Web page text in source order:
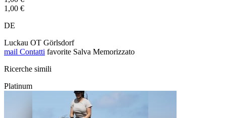
1,00 €
DE
Luckau OT Görlsdorf
mail Contatti favorite Salva Memorizzato
Ricerche simili
Platinum